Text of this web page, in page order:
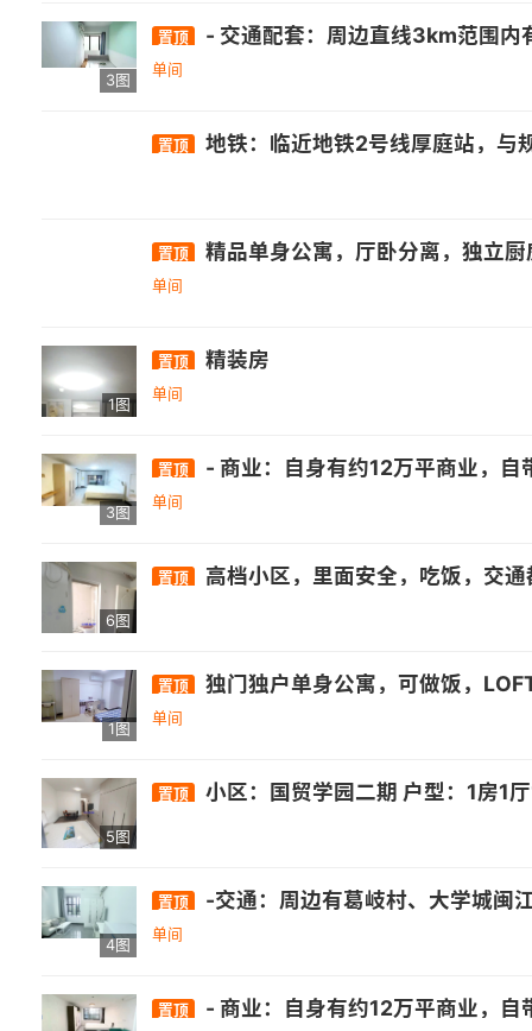
3图
置顶 - 交通配套：周边直线3km范围内有1个地铁站厚庭，直线1km内有13个公交站，距离浦上大桥西站仅105m. -
单间
置顶 地铁：临近地铁2号线厚庭站，与规划中的8号线、BRT4号线无缝接驳。
置顶 精品单身公寓，厅卧分离，独立厨
单间
1图
置顶 精装房
单间
3图
置顶 - 商业：自身有约12万平商业，自带3万平乐活街，周边还有正荣财富中心、万达广场(福州高新店)等. - 医疗：福建师范大学医院旗山门诊部等
单间
6图
置顶 高档小区，里面安全，吃饭，交通都很方便，地
1图
置顶 独门独户单身公寓，可做饭，
单间
5图
置顶 小区：国贸学园二期 户型：1房1厅1卫1厨1阳台（独门独户） 介绍：该房源为独门独户单身公寓，高层视野好，朝南阳光充沛，民用水电，带天然气，全屋定制壁柜，
4图
置顶 -交通：周边有葛岐村、大学城闽江师专、高新学园路口、旗山石沙等公交站，途径的公交线路包括26路、89路、141路、151路
单间
置顶 - 商业：自身有约12万平商业，自带3万平乐活街，周边还有正荣财富中心、万达广场(福州高新店)等. - 医疗：福建师范大学医院旗山门诊部等